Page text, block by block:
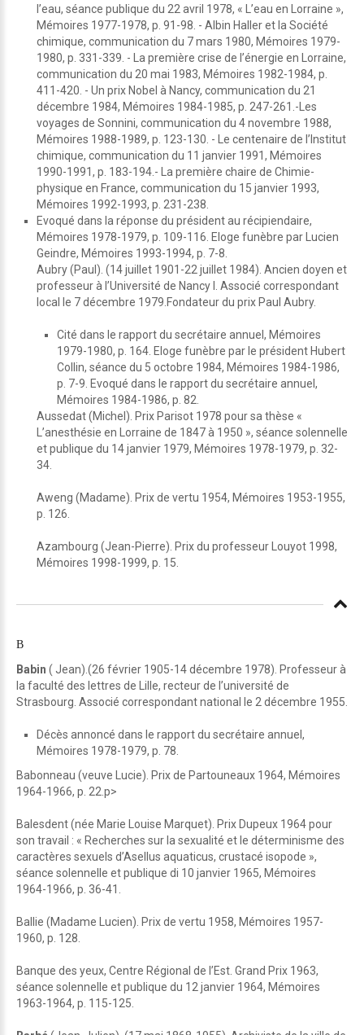
l’eau, séance publique du 22 avril 1978, « L’eau en Lorraine »,
Mémoires 1977-1978, p. 91-98. - Albin Haller et la Société
chimique, communication du 7 mars 1980, Mémoires 1979-
1980, p. 331-339. - La première crise de l’énergie en Lorraine,
communication du 20 mai 1983, Mémoires 1982-1984, p.
411-420. - Un prix Nobel à Nancy, communication du 21
décembre 1984, Mémoires 1984-1985, p. 247-261.-Les
voyages de Sonnini, communication du 4 novembre 1988,
Mémoires 1988-1989, p. 123-130. - Le centenaire de l’Institut
chimique, communication du 11 janvier 1991, Mémoires
1990-1991, p. 183-194.- La première chaire de Chimie-
physique en France, communication du 15 janvier 1993,
Mémoires 1992-1993, p. 231-238.
Evoqué dans la réponse du président au récipiendaire,
Mémoires 1978-1979, p. 109-116. Eloge funèbre par Lucien
Geindre, Mémoires 1993-1994, p. 7-8.
Aubry (Paul). (14 juillet 1901-22 juillet 1984). Ancien doyen et
professeur à l’Université de Nancy I. Associé correspondant
local le 7 décembre 1979.Fondateur du prix Paul Aubry.
Cité dans le rapport du secrétaire annuel, Mémoires
1979-1980, p. 164. Eloge funèbre par le président Hubert
Collin, séance du 5 octobre 1984, Mémoires 1984-1986,
p. 7-9. Evoqué dans le rapport du secrétaire annuel,
Mémoires 1984-1986, p. 82.
Aussedat (Michel). Prix Parisot 1978 pour sa thèse «
L’anesthésie en Lorraine de 1847 à 1950 », séance solennelle
et publique du 14 janvier 1979, Mémoires 1978-1979, p. 32-
34.
Aweng (Madame). Prix de vertu 1954, Mémoires 1953-1955,
p. 126.
Azambourg (Jean-Pierre). Prix du professeur Louyot 1998,
Mémoires 1998-1999, p. 15.
B
Babin ( Jean).(26 février 1905-14 décembre 1978). Professeur à
la faculté des lettres de Lille, recteur de l’université de
Strasbourg. Associé correspondant national le 2 décembre 1955.
Décès annoncé dans le rapport du secrétaire annuel,
Mémoires 1978-1979, p. 78.
Babonneau (veuve Lucie). Prix de Partouneaux 1964, Mémoires
1964-1966, p. 22.p>
Balesdent (née Marie Louise Marquet). Prix Dupeux 1964 pour
son travail : « Recherches sur la sexualité et le déterminisme des
caractères sexuels d’Asellus aquaticus, crustacé isopode »,
séance solennelle et publique di 10 janvier 1965, Mémoires
1964-1966, p. 36-41.
Ballie (Madame Lucien). Prix de vertu 1958, Mémoires 1957-
1960, p. 128.
Banque des yeux, Centre Régional de l’Est. Grand Prix 1963,
séance solennelle et publique du 12 janvier 1964, Mémoires
1963-1964, p. 115-125.